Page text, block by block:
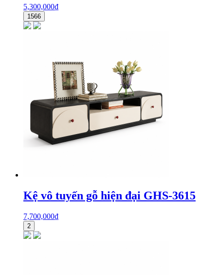
5,300,000₫
1566
Kệ vô tuyến gỗ hiện đại GHS-3615
7,700,000₫
2